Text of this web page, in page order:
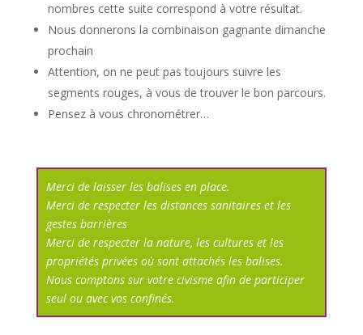
nombres cette suite correspond à votre résultat.
Nous donnerons la combinaison gagnante dimanche
prochain
Attention, on ne peut pas toujours suivre les
segments rouges, à vous de trouver le bon parcours.
Pensez à vous chronométrer…
Merci de laisser les balises en place.
Merci de respecter les distances sanitaires et les
gestes barrières
Merci de respecter la nature, les cultures et les
propriétés privées où sont attachés les balises.
Nous comptons sur votre civisme afin de participer
seul ou avec vos confinés.